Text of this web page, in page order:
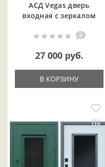
АСД Vegas дверь
входная с зеркалом
0
27 000 руб.
В КОРЗИНУ